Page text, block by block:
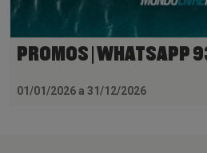
PROMOS | WHATSAPP
01/01/2026 a 31/12/2026